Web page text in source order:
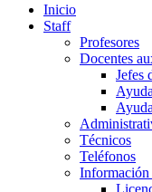
Inicio
Staff
Profesores
Docentes
Jefes
Técnicos
Teléfonos
Información